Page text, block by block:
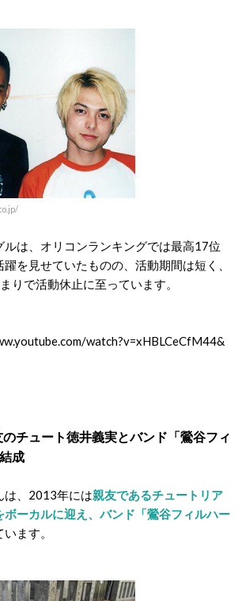
ルは、オリコンランキングでは最高17位
を見せていたものの、活動期間は短く、
りで活動休止に至っています。
watch?v=xHBLCeCfM44&
チュート徳井義実とバンド「鶯谷フィ
成
は、2013年には親友であるチュートリア
ボーカルに迎え、バンド「鶯谷フィルハー
います。